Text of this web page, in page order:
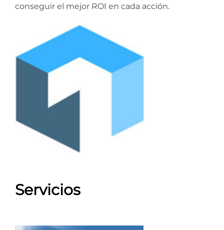
conseguir el mejor ROI en cada acción.
Servicios